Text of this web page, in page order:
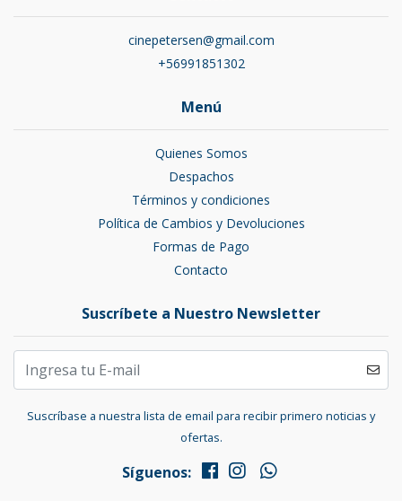
cinepetersen@gmail.com
+56991851302
Menú
Quienes Somos
Despachos
Términos y condiciones
Política de Cambios y Devoluciones
Formas de Pago
Contacto
Suscríbete a Nuestro Newsletter
Suscríbase a nuestra lista de email para recibir primero noticias y
ofertas.
Síguenos: